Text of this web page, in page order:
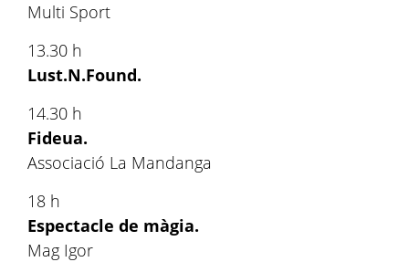
Multi Sport
13.30 h
Lust.N.Found.
14.30 h
Fideua.
Associació La Mandanga
18 h
Espectacle de màgia.
Mag Igor